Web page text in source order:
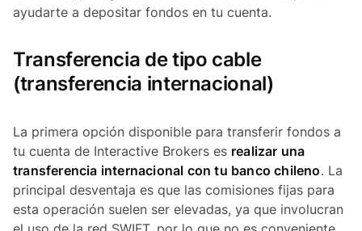
ayudarte a depositar fondos en tu cuenta.
Transferencia de tipo cable
(transferencia internacional)
La primera opción disponible para transferir fondos a
tu cuenta de Interactive Brokers es realizar una
transferencia internacional con tu banco chileno. La
principal desventaja es que las comisiones fijas para
esta operación suelen ser elevadas, ya que involucran